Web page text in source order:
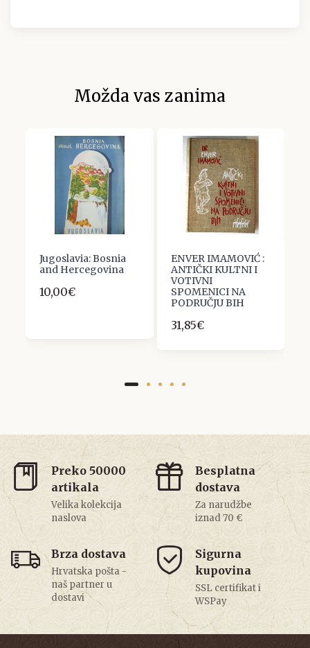
Možda vas zanima
Jugoslavia: Bosnia
and Hercegovina
10,00€
ENVER IMAMOVIĆ :
ANTIČKI KULTNI I
VOTIVNI
SPOMENICI NA
PODRUČJU BIH
31,85€
Preko 50000
artikala
Velika kolekcija
naslova
Besplatna
dostava
Za narudžbe
iznad 70 €
Brza dostava
Hrvatska pošta -
naš partner u
dostavi
Sigurna
kupovina
SSL certifikat i
WSPay